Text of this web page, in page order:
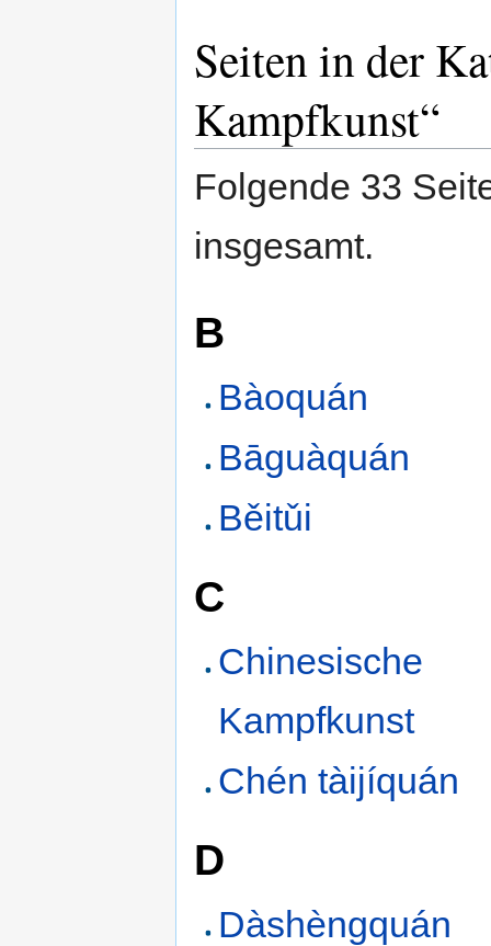
Seiten in der
Kampfkunst“
Folgende 33
insgesamt.
B
Bàoquán
Bāguàquán
Běitǔi
C
Chinesische
Kampfkunst
Chén tàijíquán
D
Dàshèngquán